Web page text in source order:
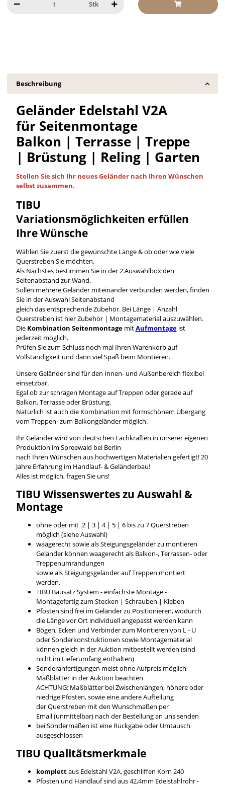
Stk
Beschreibung
Geländer Edelstahl V2A
für Seitenmontage
Balkon | Terrasse | Treppe
| Brüstung | Reling | Garten
Stellen Sie sich Ihr neues Geländer nach Ihren Wünschen
selbstzusammen.
TIBU
Variationsmöglichkeiten erfüllen
Ihre Wünsche
Wählen Sie zuerst die gewünschte Länge & ob oder wie viele
Querstreben Sie möchten.
Als Nächstes bestimmen Sie in der 2.Auswahlbox den
Seitenabstand zur Wand.
Sollen mehrere Geländer miteinander verbunden werden, finden
Sie in der Auswahl Seitenabstand
gleich das entsprechende Zubehör. Bei Länge | Anzahl
Querstreben ist hier Zubehör | Montagematerial auszuwählen.
Die Kombination Seitenmontage mitAufmontageist
jederzeit möglich.
Prüfen Sie zum Schluss noch mal Ihren Warenkorb auf
Vollständigkeit und dann viel Spaß beim Montieren.
Unsere Geländer sind für den Innen- und Außenbereich flexibel
einsetzbar.
Egal ob zur schrägen Montage auf Treppen oder gerade auf
Balkon, Terrasse oder Brüstung.
Natürlich ist auch die Kombination mit formschönem Übergang
vom Treppen- zum Balkongeländer möglich.
Ihr Geländer wird von deutschen Fachkräften in unserer eigenen
Produktion im Spreewald bei Berlin
nach Ihren Wünschen aus hochwertigen Materialien gefertigt! 20
Jahre Erfahrung im Handlauf- & Geländerbau!
Alles ist möglich, fragen Sie uns!
TIBU Wissenswerteszu Auswahl &
Montage
ohne oder mit 2 | 3 | 4 | 5 | 6 bis zu 7 Querstreben
möglich (siehe Auswahl)
waagerecht sowie als Steigungsgeländer zu montieren
Geländer können waagerecht als Balkon-, Terrassen- oder
Treppenumrandungen
sowie als Steigungsgeländer auf Treppen montiert
werden.
TIBU Bausatz System - einfachste Montage -
Montagefertig zum Stecken | Schrauben | Kleben
Pfosten sind frei im Geländer zu Positionieren, wodurch
die Länge vor Ort individuell angepasst werden kann
Bögen, Ecken und Verbinder zum Montieren von L - U
oder Sonderkonstruktionen sowie Montagematerial
können gleich in der Auktion mitbestellt werden (sind
nicht im Lieferumfang enthalten)
Sonderanfertigungen meist ohne Aufpreis möglich -
Maßblätter in der Auktion beachten
ACHTUNG: Maßblätter bei Zwischenlängen, höhere oder
niedrige Pfosten, sowie eine andere Aufteilung
der Querstreben mit den Wunschmaßen per
Email (unmittelbar) nach der Bestellung an uns senden
bei Sondermaßen ist eine Rückgabe oder Umtausch
ausgeschlossen
TIBU Qualitätsmerkmale
komplettaus Edelstahl V2A, geschliffen Korn 240
Pfosten und Handlauf sind aus 42,4mm Edelstahlrohr -